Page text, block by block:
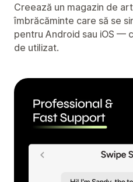
Creează un magazin de
îmbrăcăminte care să se
pentru Android sau iOS —
de utilizat.